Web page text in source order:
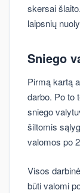
skersai
laipsnių
Sniego
Pirmą kartą
darbo. Po to
sniego
šiltomis
valomos po
Visos
būti valomi